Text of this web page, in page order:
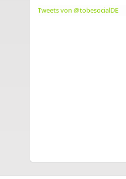
Tweets von @tobesocialDE